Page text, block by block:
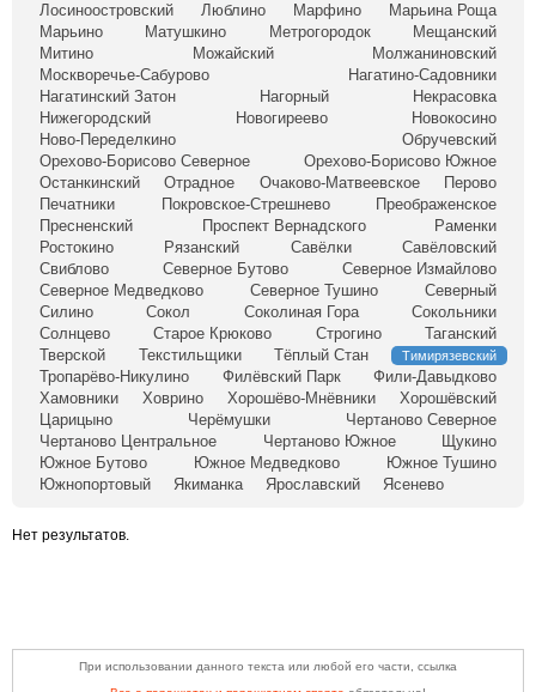
Лосиноостровский
Люблино Марфино
Марьина Роща
Марьино
Матушкино Метрогородок
Мещанский
Митино
Можайский
Молжаниновский
Москворечье-Сабурово
Нагатино-Садовники
Нагатинский Затон
Нагорный
Некрасовка
Нижегородский
Новогиреево
Новокосино
Ново-Переделкино
Обручевский
Орехово-Борисово Северное
Орехово-Борисово Южное
Останкинский
Отрадное Очаково-Матвеевское
Перово
Печатники
Покровское-Стрешнево
Преображенское
Пресненский
Проспект Вернадского
Раменки
Ростокино
Рязанский Савёлки
Савёловский
Свиблово
Северное Бутово
Северное Измайлово
Северное Медведково
Северное Тушино
Северный
Силино
Сокол Соколиная Гора
Сокольники
Солнцево
Старое Крюково Строгино
Таганский
Тверской
Текстильщики Тёплый Стан Тимирязевский
Тропарёво-Никулино Филёвский Парк
Фили-Давыдково
Хамовники
Ховрино Хорошёво-Мнёвники
Хорошёвский
Царицыно
Черёмушки
Чертаново Северное
Чертаново Центральное
Чертаново Южное
Щукино
Южное Бутово
Южное Медведково
Южное Тушино
Южнопортовый
Якиманка Ярославский Ясенево
Нет результатов.
При использовании данного текста или любой его части, ссылка